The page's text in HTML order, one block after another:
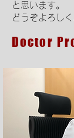
と思います。
どうぞよろし
Doctor